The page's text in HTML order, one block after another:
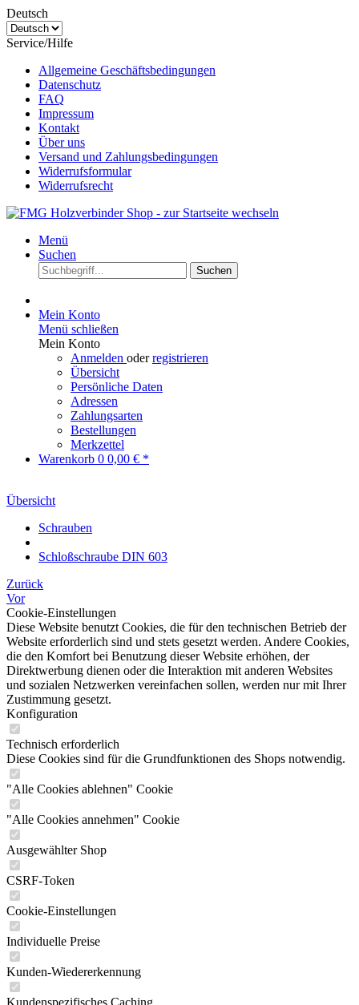
Deutsch
Service/Hilfe
Allgemeine Geschäftsbedingungen
Datenschutz
FAQ
Impressum
Kontakt
Über uns
Versand und Zahlungsbedingungen
Widerrufsformular
Widerrufsrecht
Menü
Suchen
Suchen
Mein Konto
Menü schließen
Mein Konto
Anmelden oderregistrieren
Übersicht
Persönliche Daten
Adressen
Zahlungsarten
Bestellungen
Merkzettel
Warenkorb 0 0,00 € *
Übersicht
Schrauben
Schloßschraube DIN 603
Zurück
Vor
Cookie-Einstellungen
Diese Website benutzt Cookies, die für den technischen Betrieb der
Website erforderlich sind und stets gesetzt werden. Andere Cookies,
die den Komfort bei Benutzung dieser Website erhöhen, der
Direktwerbung dienen oder die Interaktion mit anderen Websites
und sozialen Netzwerken vereinfachen sollen, werden nur mit Ihrer
Zustimmung gesetzt.
Konfiguration
Technisch erforderlich
Diese Cookies sind für die Grundfunktionen des Shops notwendig.
"Alle Cookies ablehnen" Cookie
"Alle Cookies annehmen" Cookie
Ausgewählter Shop
CSRF-Token
Cookie-Einstellungen
Individuelle Preise
Kunden-Wiedererkennung
Kundenspezifisches Caching